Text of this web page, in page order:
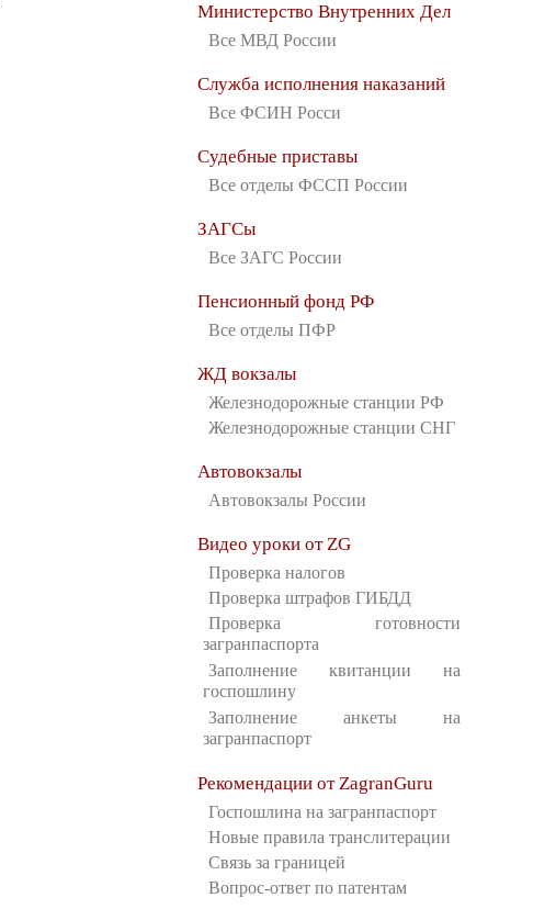
Министерство Внутренних Дел
Все МВД России
Служба исполнения наказаний
Все ФСИН Росси
Судебные приставы
Все отделы ФССП России
ЗАГСы
Все ЗАГС России
Пенсионный фонд РФ
Все отделы ПФР
ЖД вокзалы
Железнодорожные станции РФ
Железнодорожные станции СНГ
Автовокзалы
Автовокзалы России
Видео уроки от ZG
Проверка налогов
Проверка штрафов ГИБДД
Проверка готовности
загранпаспорта
Заполнение квитанции на
госпошлину
Заполнение анкеты на
загранпаспорт
Рекомендации от ZagranGuru
Госпошлина на загранпаспорт
Новые правила транслитерации
Связь за границей
Вопрос-ответ по патентам